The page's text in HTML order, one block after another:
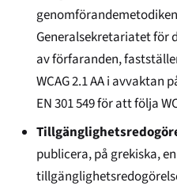
Generalsekretariatet för
av förfaranden,
WCAG 2.1 AA i
EN 301 549 för att följa
publicera, på grekiska,